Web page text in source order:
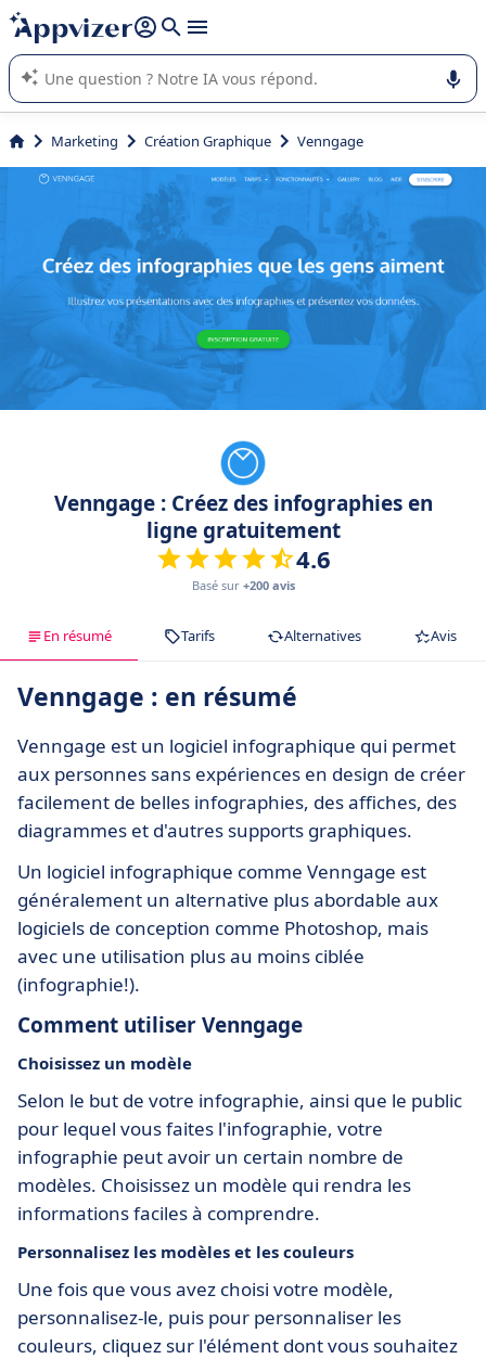
répondre (plusieurs lignes avec
L'IA de Appvizer vous guide dans l'utilisation ou la sélection de
logiciel SaaS en entreprise.
Marketing Création Graphique Venngage
Venngage : Créez des infographies en
ligne gratuitement
4.6
Basé sur +200 avis
En résumé Tarifs Alternatives Avis
Venngage : en résumé
Venngage est un logiciel infographique qui permet
aux personnes sans expériences en design de créer
facilement de belles infographies, des affiches, des
diagrammes et d'autres supports graphiques.
Un logiciel infographique comme Venngage est
généralement un alternative plus abordable aux
logiciels de conception comme Photoshop, mais
avec une utilisation plus au moins ciblée
(infographie!).
Comment utiliser Venngage
Choisissez un modèle
Selon le but de votre infographie, ainsi que le public
pour lequel vous faites l'infographie, votre
infographie peut avoir un certain nombre de
modèles. Choisissez un modèle qui rendra les
informations faciles à comprendre.
Personnalisez les modèles et les couleurs
Une fois que vous avez choisi votre modèle,
personnalisez-le, puis pour personnaliser les
couleurs, cliquez sur l'élément dont vous souhaitez